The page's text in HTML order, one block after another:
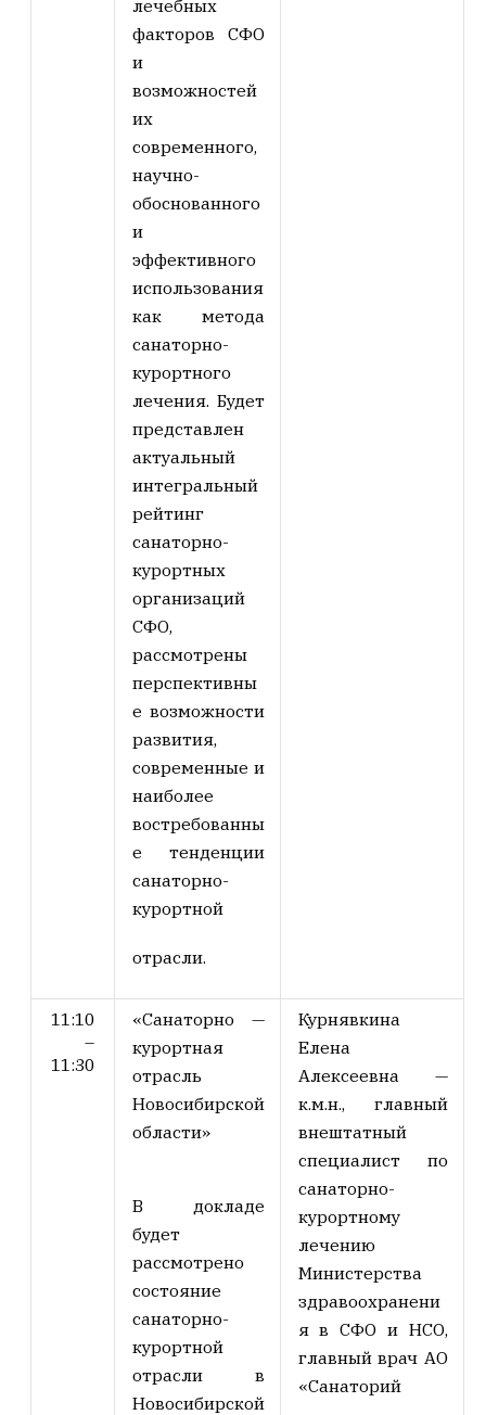
лечебных
факторов СФО
и
возможностей
их
современного,
научно-
обоснованного
и
эффективного
использования
как метода
санаторно-
курортного
лечения. Будет
представлен
актуальный
интегральный
рейтинг
санаторно-
курортных
организаций
СФО,
рассмотрены
перспективны
е возможности
развития,
современные и
наиболее
востребованны
е тенденции
санаторно-
курортной
отрасли.
11:10
–
11:30
«Санаторно —
курортная
отрасль
Новосибирской
области»
В докладе
будет
рассмотрено
состояние
санаторно-
курортной
отрасли в
Новосибирской
Курнявкина
Елена
Алексеевна —
к.м.н., главный
внештатный
специалист по
санаторно-
курортному
лечению
Министерства
здравоохранени
я в СФО и НСО,
главный врач АО
«Санаторий